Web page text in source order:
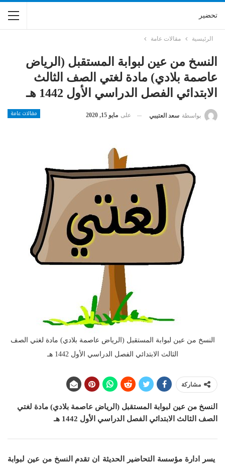
تحضير
الرئيسية مقالات عامة
النسخ من عين لبوابة المستقبل (الرياض
عاصمة بلادي) مادة لغتي الصف الثالث
الابتدائي الفصل الدراسي الأول 1442 هـ
مقالات عامة بواسطة سعد العتيبي على مايو 15, 2020
النسخ من عين لبوابة المستقبل (الرياض عاصمة بلادي) مادة لغتي الصف
الثالث الابتدائي الفصل الدراسي الأول 1442 هـ
مشاركة
النسخ من عين لبوابة المستقبل (الرياض عاصمة بلادي) مادة لغتي
الصف الثالث الابتدائي الفصل الدراسي الأول 1442 هـ
يسر ادارة مؤسسة التحاضير الحديثة ان تقدم النسخ من عين لبوابة